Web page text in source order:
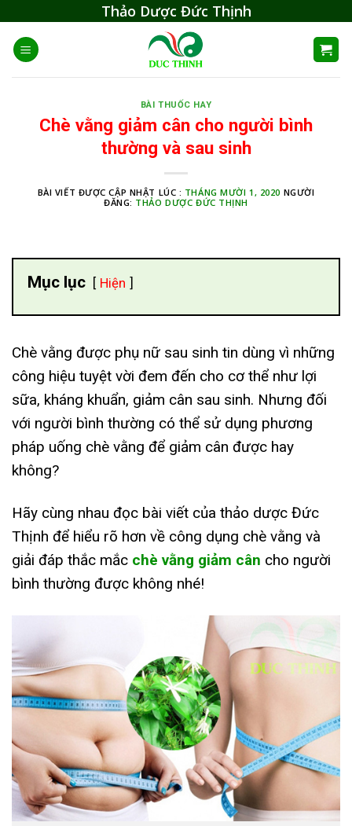
content
Thảo Dược Đức Thịnh
BÀI THUỐC HAY
Chè vằng giảm cân cho người bình
thường và sau sinh
BÀI VIẾT ĐƯỢC CẬP NHẬT LÚC : THÁNG MƯỜI 1, 2020 NGƯỜI
ĐĂNG: THẢO DƯỢC ĐỨC THỊNH
Mục lục Hiện
Chè vằng được phụ nữ sau sinh tin dùng vì những
công hiệu tuyệt vời đem đến cho cơ thể như lợi
sữa, kháng khuẩn, giảm cân sau sinh. Nhưng đối
với người bình thường có thể sử dụng phương
pháp uống chè vằng để giảm cân được hay
không?
Hãy cùng nhau đọc bài viết của thảo dược Đức
Thịnh để hiểu rõ hơn về công dụng chè vằng và
giải đáp thắc mắc chè vằng giảm cân cho người
bình thường được không nhé!